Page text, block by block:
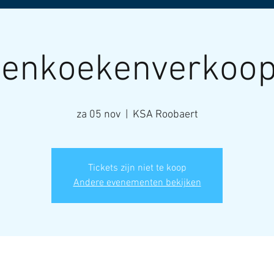
za 05 nov
  |
KSA Roobaert
Tickets zijn niet te koop
Andere evenementen bekijken